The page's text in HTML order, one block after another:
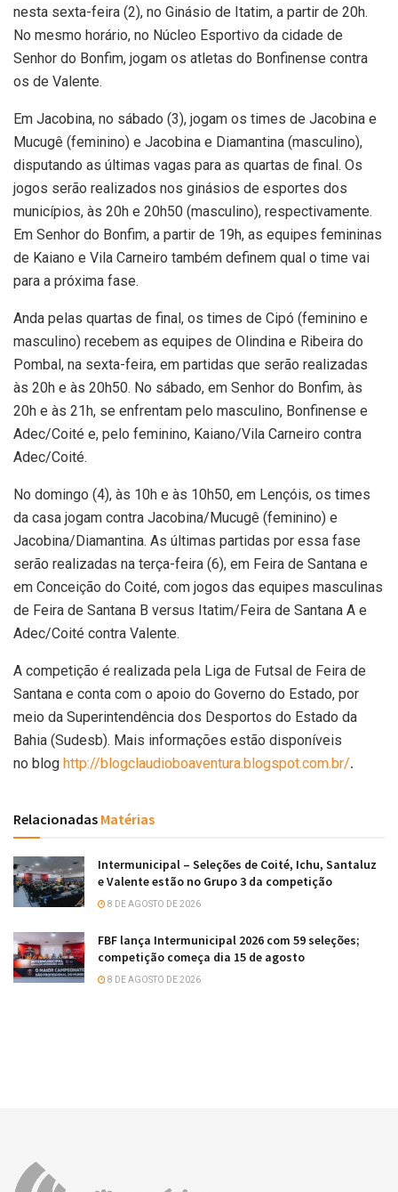
nesta sexta-feira (2), no Ginásio de Itatim, a partir de 20h.
No mesmo horário, no Núcleo Esportivo da cidade de
Senhor do Bonfim, jogam os atletas do Bonfinense contra
os de Valente.
Em Jacobina, no sábado (3), jogam os times de Jacobina e
Mucugê (feminino) e Jacobina e Diamantina (masculino),
disputando as últimas vagas para as quartas de final. Os
jogos serão realizados nos ginásios de esportes dos
municípios, às 20h e 20h50 (masculino), respectivamente.
Em Senhor do Bonfim, a partir de 19h, as equipes femininas
de Kaiano e Vila Carneiro também definem qual o time vai
para a próxima fase.
Anda pelas quartas de final, os times de Cipó (feminino e
masculino) recebem as equipes de Olindina e Ribeira do
Pombal, na sexta-feira, em partidas que serão realizadas
às 20h e às 20h50. No sábado, em Senhor do Bonfim, às
20h e às 21h, se enfrentam pelo masculino, Bonfinense e
Adec/Coité e, pelo feminino, Kaiano/Vila Carneiro contra
Adec/Coité.
No domingo (4), às 10h e às 10h50, em Lençóis, os times
da casa jogam contra Jacobina/Mucugê (feminino) e
Jacobina/Diamantina. As últimas partidas por essa fase
serão realizadas na terça-feira (6), em Feira de Santana e
em Conceição do Coité, com jogos das equipes masculinas
de Feira de Santana B versus Itatim/Feira de Santana A e
Adec/Coité contra Valente.
A competição é realizada pela Liga de Futsal de Feira de
Santana e conta com o apoio do Governo do Estado, por
meio da Superintendência dos Desportos do Estado da
Bahia (Sudesb). Mais informações estão disponíveis
no blog http://blogclaudioboaventura.blogspot.com.br/.
Relacionadas Matérias
Intermunicipal – Seleções de Coité, Ichu, Santaluz
e Valente estão no Grupo 3 da competição
8 DE AGOSTO DE 2026
FBF lança Intermunicipal 2026 com 59 seleções;
competição começa dia 15 de agosto
8 DE AGOSTO DE 2026